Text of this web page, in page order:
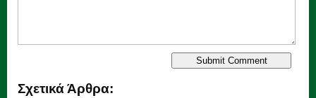
Σχετικά Άρθρα: